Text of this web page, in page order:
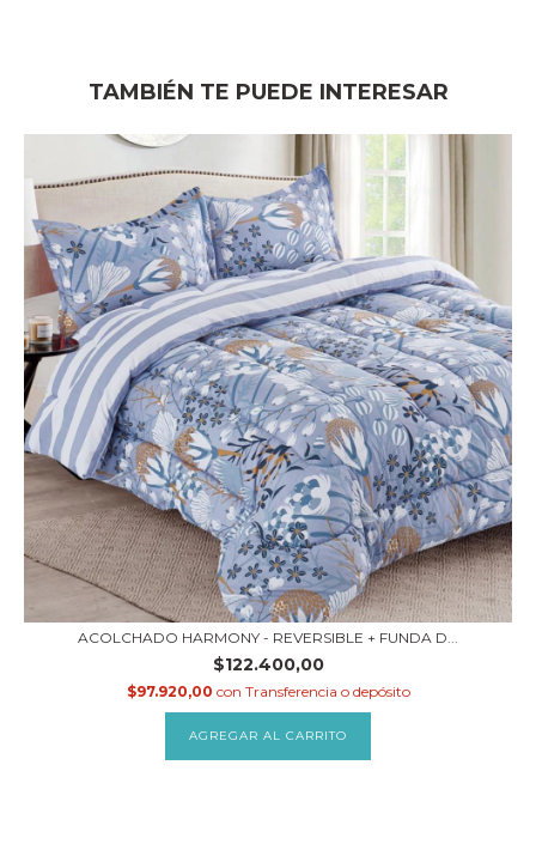
TAMBIÉN TE PUEDE INTERESAR
ACOLCHADO HARMONY - REVERSIBLE + FUNDA D...
$122.400,00
$97.920,00 con Transferencia o depósito
AGREGAR AL CARRITO